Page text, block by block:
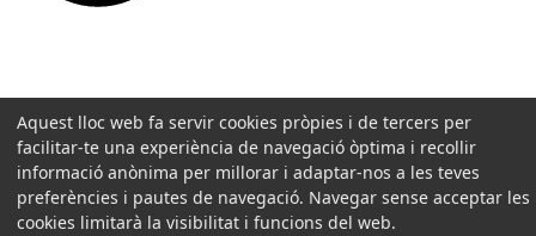
Aquest lloc web fa servir cookies pròpies i de tercers per
facilitar-te una experiència de navegació òptima i recollir
informació anònima per millorar i adaptar-nos a les teves
preferències i pautes de navegació. Navegar sense acceptar les
cookies limitarà la visibilitat i funcions del web.